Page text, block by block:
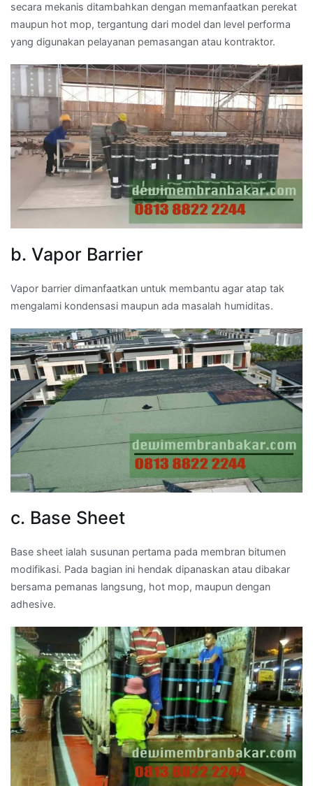
secara mekanis ditambahkan dengan memanfaatkan perekat
maupun hot mop, tergantung dari model dan level performa
yang digunakan pelayanan pemasangan atau kontraktor.
b. Vapor Barrier
Vapor barrier dimanfaatkan untuk membantu agar atap tak
mengalami kondensasi maupun ada masalah humiditas.
c. Base Sheet
Base sheet ialah susunan pertama pada membran bitumen
modifikasi. Pada bagian ini hendak dipanaskan atau dibakar
bersama pemanas langsung, hot mop, maupun dengan
adhesive.